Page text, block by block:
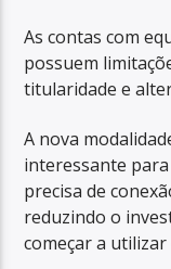
As contas com
possuem
titularidade e
A nova
interessante
precisa de
reduzindo o
começar a utilizar